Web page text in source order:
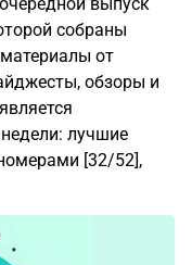
собраны
от
обзоры и
лучшие
[32/52],